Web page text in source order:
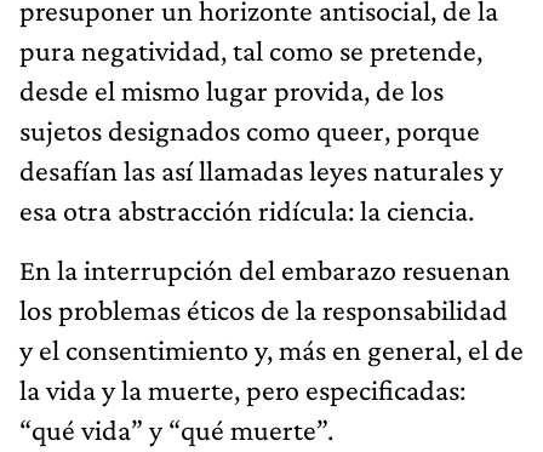
presuponer un horizonte antisocial, de la
pura negatividad, tal como se pretende,
desde el mismo lugar provida, de los
sujetos designados como queer, porque
desafían las así llamadas leyes naturales y
esa otra abstracción ridícula: la ciencia.
En la interrupción del embarazo resuenan
los problemas éticos de la responsabilidad
y el consentimiento y, más en general, el de
la vida y la muerte, pero especificadas:
“qué vida” y “qué muerte”.